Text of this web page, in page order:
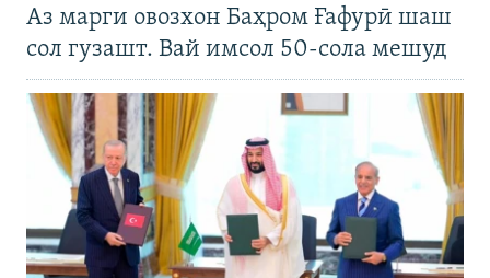
Аз марги овозхон Баҳром Ғафурӣ шаш
сол гузашт. Вай имсол 50-сола мешуд